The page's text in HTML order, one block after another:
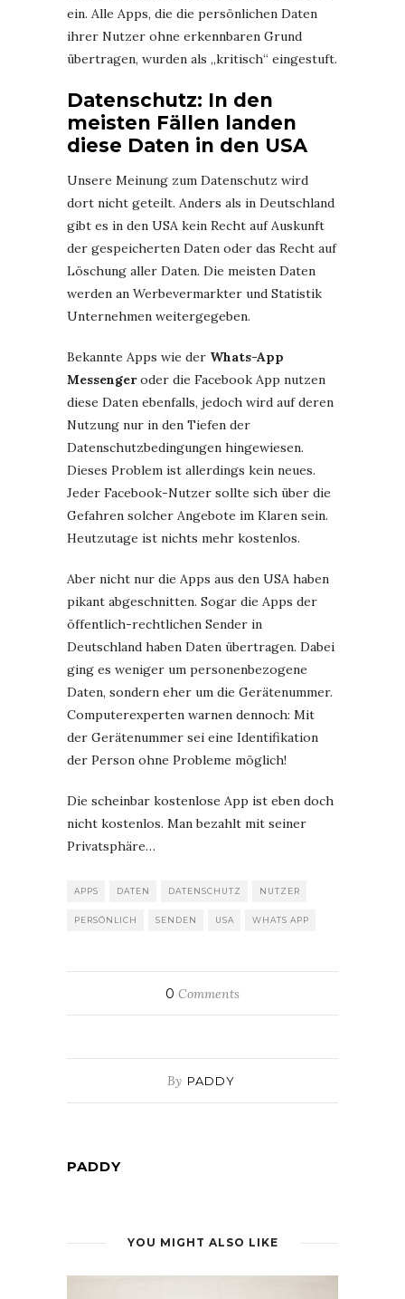
ein. Alle Apps, die die persönlichen Daten
ihrer Nutzer ohne erkennbaren Grund
übertragen, wurden als „kritisch“ eingestuft.
Datenschutz: In den
meisten Fällen landen
diese Daten in den USA
Unsere Meinung zum Datenschutz wird
dort nicht geteilt. Anders als in Deutschland
gibt es in den USA kein Recht auf Auskunft
der gespeicherten Daten oder das Recht auf
Löschung aller Daten. Die meisten Daten
werden an Werbevermarkter und Statistik
Unternehmen weitergegeben.
Bekannte Apps wie der Whats-App
Messengeroder die Facebook App nutzen
diese Daten ebenfalls, jedoch wird auf deren
Nutzung nur in den Tiefen der
Datenschutzbedingungen hingewiesen.
Dieses Problem ist allerdings kein neues.
Jeder Facebook-Nutzer sollte sich über die
Gefahren solcher Angebote im Klaren sein.
Heutzutage ist nichts mehr kostenlos.
Aber nicht nur die Apps aus den USA haben
pikant abgeschnitten. Sogar die Apps der
öffentlich-rechtlichen Sender in
Deutschland haben Daten übertragen. Dabei
ging es weniger um personenbezogene
Daten, sondern eher um die Gerätenummer.
Computerexperten warnen dennoch: Mit
der Gerätenummer sei eine Identifikation
der Person ohne Probleme möglich!
Die scheinbar kostenlose App ist eben doch
nicht kostenlos. Man bezahlt mit seiner
Privatsphäre…
APPS DATEN DATENSCHUTZ NUTZER
PERSÖNLICH SENDEN USA WHATS APP
0 Comments
By PADDY
PADDY
YOU MIGHT ALSO LIKE